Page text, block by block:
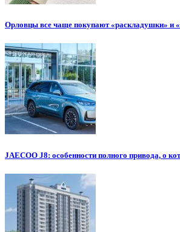
Орловцы все чаще покупают «раскладушки» и
JAECOO J8: особенности полного привода, о